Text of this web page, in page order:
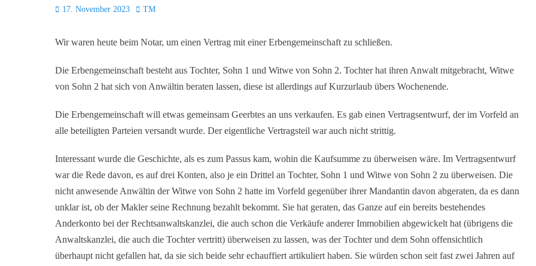
Posted
17. November 2023 Autor
TM
Wir waren heute beim Notar, um einen Vertrag mit einer Erbengemeinschaft zu schließen.
Die Erbengemeinschaft besteht aus Tochter, Sohn 1 und Witwe von Sohn 2. Tochter hat ihren Anwalt mitgebracht, Witwe
von Sohn 2 hat sich von Anwältin beraten lassen, diese ist allerdings auf Kurzurlaub übers Wochenende.
Die Erbengemeinschaft will etwas gemeinsam Geerbtes an uns verkaufen. Es gab einen Vertragsentwurf, der im Vorfeld an
alle beteiligten Parteien versandt wurde. Der eigentliche Vertragsteil war auch nicht strittig.
Interessant wurde die Geschichte, als es zum Passus kam, wohin die Kaufsumme zu überweisen wäre. Im Vertragsentwurf
war die Rede davon, es auf drei Konten, also je ein Drittel an Tochter, Sohn 1 und Witwe von Sohn 2 zu überweisen. Die
nicht anwesende Anwältin der Witwe von Sohn 2 hatte im Vorfeld gegenüber ihrer Mandantin davon abgeraten, da es dann
unklar ist, ob der Makler seine Rechnung bezahlt bekommt. Sie hat geraten, das Ganze auf ein bereits bestehendes
Anderkonto bei der Rechtsanwaltskanzlei, die auch schon die Verkäufe anderer Immobilien abgewickelt hat (übrigens die
Anwaltskanzlei, die auch die Tochter vertritt) überweisen zu lassen, was der Tochter und dem Sohn offensichtlich
überhaupt nicht gefallen hat, da sie sich beide sehr echauffiert artikuliert haben. Sie würden schon seit fast zwei Jahren auf